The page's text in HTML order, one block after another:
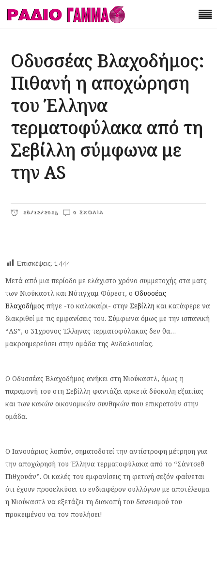
Οδυσσέας Βλαχοδήμος:
Πιθανή η αποχώρηση
του Έλληνα
τερματοφύλακα από τη
Σεβίλλη σύμφωνα με
την AS
26/12/2025 0 ΣΧΌΛΙΑ
Επισκέψεις: 1,444
Μετά από μια περίοδο με ελάχιστο χρόνο συμμετοχής στα ματς
των Νιούκαστλ και Νότιγχαμ Φόρεστ, οΟδυσσέας
Βλαχοδήμος πήγε -το καλοκαίρι- στην Σεβίλλη και κατάφερε να
διακριθεί με τις εμφανίσεις του. Σύμφωνα όμως με την ισπανική
“AS”, ο 31χρονος Έλληνας τερματοφύλακας δεν θα…
μακροημερεύσει στην ομάδα της Ανδαλουσίας.
Ο Οδυσσέας Βλαχοδήμος ανήκει στη Νιούκαστλ, όμως η
παραμονή του στη Σεβίλλη φαντάζει αρκετά δύσκολη εξαιτίας
και των κακών οικονομικών συνθηκών που επικρατούν στην
ομάδα.
Ο Ιανουάριος λοιπόν, σηματοδοτεί την αντίστροφη μέτρηση για
την αποχώρησή του Έλληνα τερματοφύλακα από το “Σάντσεθ
Πιθχουάν”. Οι καλές του εμφανίσεις τη φετινή σεζόν φαίνεται
ότι έχουν προσελκύσει το ενδιαφέρον συλλόγων με αποτέλεσμα
η Νιούκαστλ να εξετάζει τη διακοπή του δανεισμού του
προκειμένου να τον πουλήσει!